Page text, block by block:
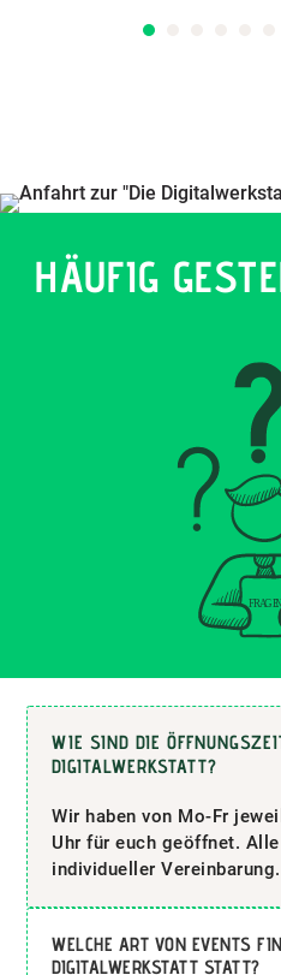
HÄUFIG
WIE SIND DIE
DIGITALWERKSTATT?
Wir haben von Mo-Fr
Uhr für euch geöffnet.
individueller Vereinbarung.
WELCHE ART VON EVENTS
DIGITALWERKSTATT STATT?